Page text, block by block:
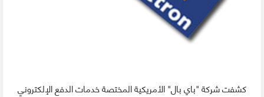
كشفت شركة "باي بال" الأمريكية المختصة خدمات الدفع الإلكتروني